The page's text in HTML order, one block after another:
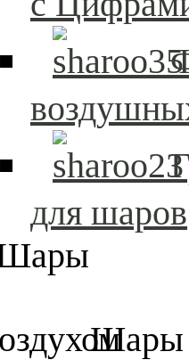
для шаров
Шары